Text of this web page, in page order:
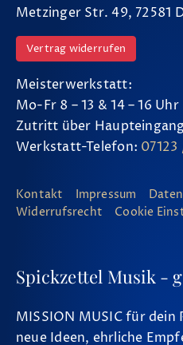
Metzinger Str. 49, 72581
Vertrag widerrufen
Meisterwerkstatt:
Mo-Fr 8 – 13 & 14 – 16 Uhr
Zutritt über
Werkstatt-Telefon: 07123
Kontakt Impressum
Widerrufsrecht
Cookie
Spickzettel Musik -
MISSION MUSIC für dein
neue Ideen, ehrliche